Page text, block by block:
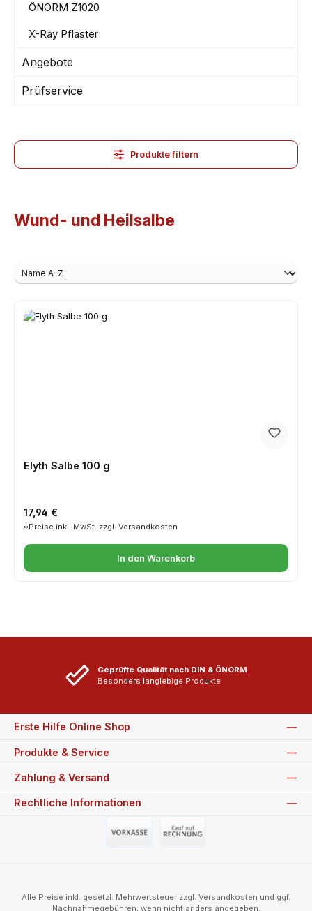
ÖNORM Z1020
X-Ray Pflaster
Angebote
Prüfservice
Produkte filtern
Wund- und Heilsalbe
Elyth Salbe 100 g
Regulärer Preis:
17,94 €
*Preise inkl. MwSt. zzgl. Versandkosten
In den Warenkorb
Geprüfte Qualität nach DIN & ÖNORM
Besonders langlebige Produkte
Erste Hilfe Online Shop
Produkte & Service
Zahlung & Versand
Rechtliche Informationen
Alle Preise inkl. gesetzl. Mehrwertsteuer zzgl. Versandkosten und ggf.
Nachnahmegebühren, wenn nicht anders angegeben.